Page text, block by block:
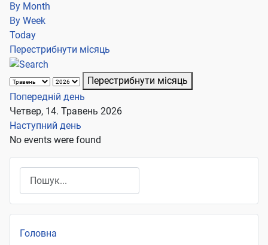
By Month
By Week
Today
Перестрибнути місяць
Перестрибнути місяць
Попередній день
Четвер, 14. Травень 2026
Наступний день
No events were found
Головна